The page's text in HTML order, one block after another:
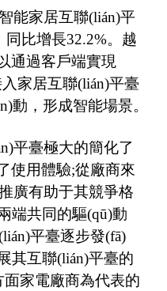
家居互聯(lián)平
比增長32.2%。越
通過客戶端實現
入家居互聯(lián)平臺
，形成智能場景。
平臺極大的簡化了
了使用體驗;從廠商來
推廣有助于其競爭格
兩端共同的驅(qū)動
(lián)平臺逐步發(fā)
其互聯(lián)平臺的
面家電廠商為代表的